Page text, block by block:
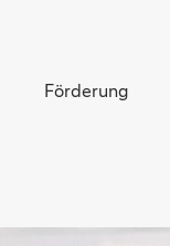
Förderung